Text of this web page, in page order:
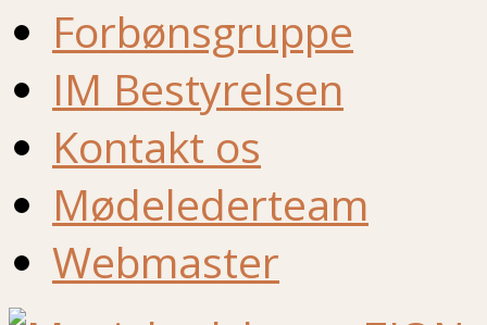
Forbønsgruppe
IM Bestyrelsen
Kontakt os
Mødelederteam
Webmaster